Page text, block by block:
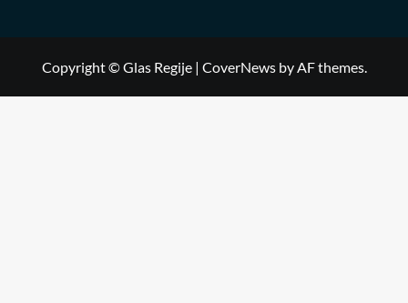
Copyright © Glas Regije | CoverNewsby AF themes.